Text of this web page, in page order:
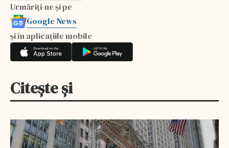
Urmăriți-ne și pe
Google News
și în aplicațiile mobile
Citește și